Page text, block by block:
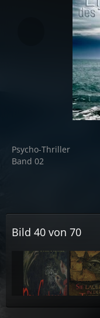
Psycho-Thriller
Band 02
Bild 40 von 70